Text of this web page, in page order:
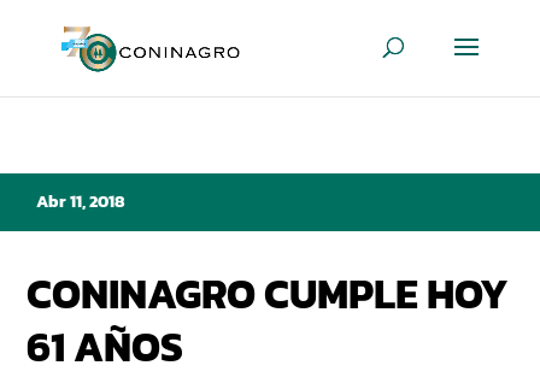
Abr 11, 2018
CONINAGRO CUMPLE HOY
61 AÑOS